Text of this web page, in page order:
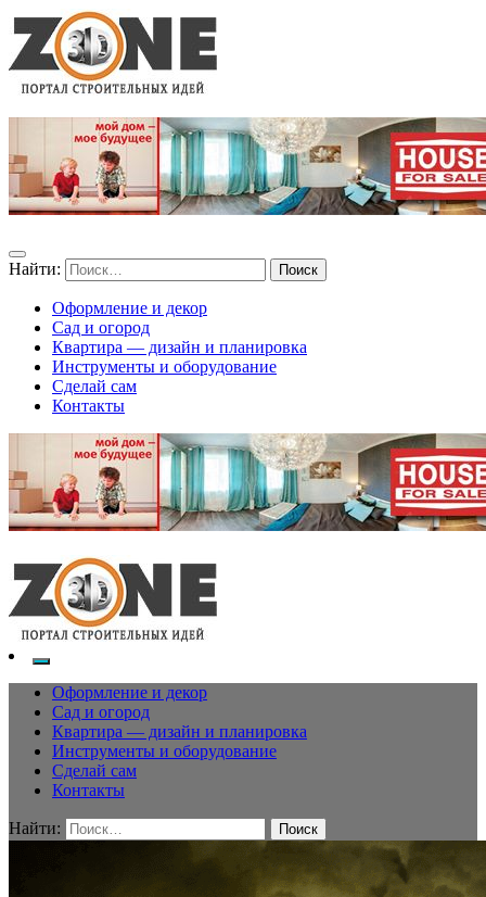
Найти:
Оформление и декор
Сад и огород
Квартира — дизайн и планировка
Инструменты и оборудование
Сделай сам
Контакты
Оформление и декор
Сад и огород
Квартира — дизайн и планировка
Инструменты и оборудование
Сделай сам
Контакты
Найти: